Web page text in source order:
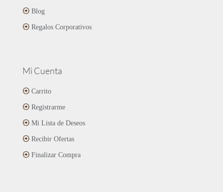
Blog
Regalos Corporativos
Mi Cuenta
Carrito
Registrarme
Mi Lista de Deseos
Recibir Ofertas
Finalizar Compra